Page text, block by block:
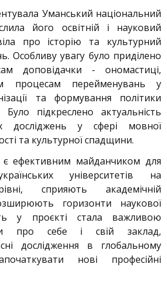
Уманський національний
його освітній і науковий
про історію та культурний
Особливу увагу було приділено
доповідачки - ономастиці,
процесам перейменувань у
та формування політики
підкреслено актуальність
досліджень у сфері мовної
та культурної спадщини.
є ефективним майданчиком для
університетів на
сприяють академічній
горизонти наукової
у проєкті стала важливою
про себе і свій заклад,
дослідження в глобальному
нові професійні